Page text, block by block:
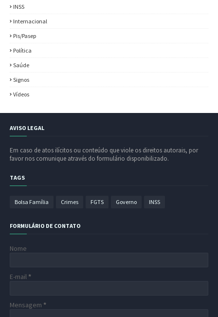
INSS
Internacional
Pis/Pasep
Política
Saúde
Signos
Vídeos
AVISO LEGAL
Em caso de atos ilícitos ou conteúdo que viole os direitos autorais, por
favor nos comunique através do formulário disponibilizado.
TAGS
Bolsa Família Crimes FGTS Governo INSS
FORMULÁRIO DE CONTATO
Nome
E-mail *
Mensagem *